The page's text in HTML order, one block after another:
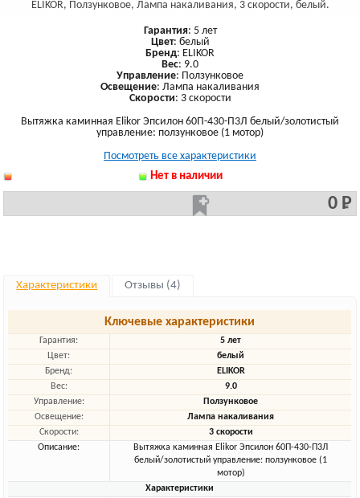
ELIKOR, Ползунковое, Лампа накаливания, 3 скорости, белый.
Гарантия: 5 лет
Цвет: белый
Бренд: ELIKOR
Вес: 9.0
Управление: Ползунковое
Освещение: Лампа накаливания
Скорости: 3 скорости
Вытяжка каминная Elikor Эпсилон 60П-430-П3Л белый/золотистый
управление: ползунковое (1 мотор)
Посмотреть все характеристики
Нет в наличии
0 Р
Характеристики Отзывы (4)
Ключевые характеристики
Гарантия:
5 лет
Цвет:
белый
Бренд:
ELIKOR
Вес:
9.0
Управление:
Ползунковое
Освещение:
Лампа накаливания
Скорости:
3 скорости
Описание:
Вытяжка каминная Elikor Эпсилон 60П-430-П3Л
белый/золотистый управление: ползунковое (1
мотор)
Характеристики